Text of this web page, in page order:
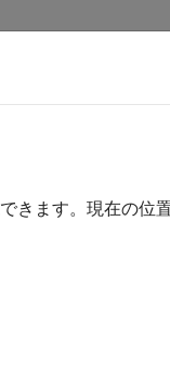
ルの準備
れる Simulink®モデ
制御するプリプロ
マルチインスタン
きます。現在の位